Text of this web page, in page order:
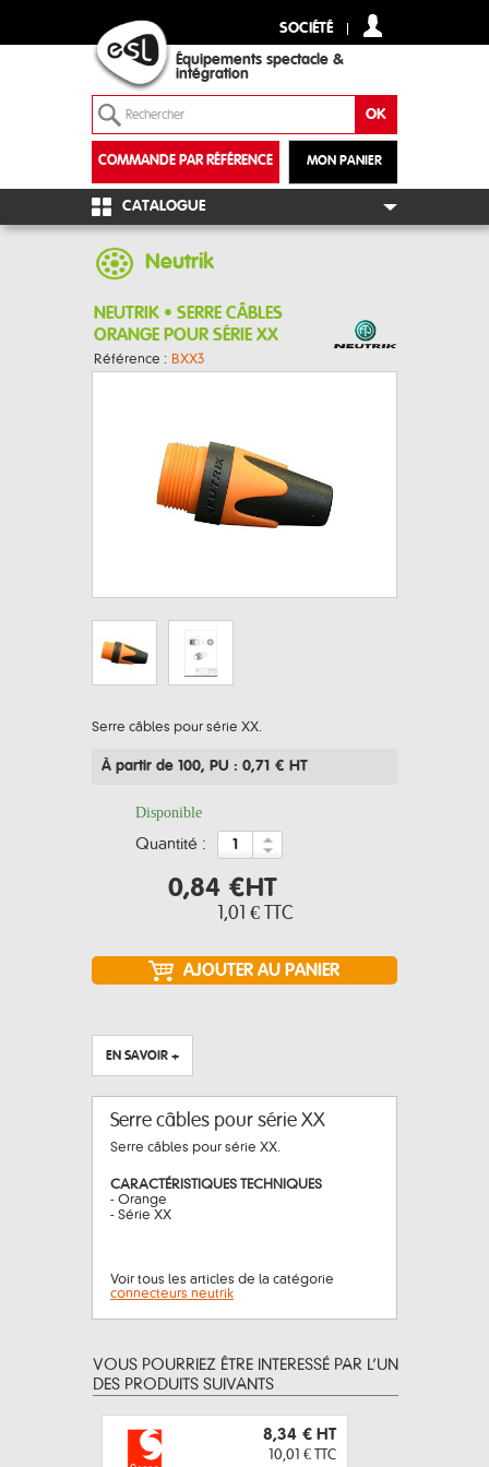
SOCIÉTÉ
Équipements spectacle &
intégration
MON PANIER
COMMANDE PAR RÉFÉRENCE
+
CATALOGUE
Neutrik
NEUTRIK • SERRE CÂBLES
ORANGE POUR SÉRIE XX
Référence : BXX3
Serre câbles pour série XX.
À partir de 100, PU : 0,71 € HT
Disponible
quantité :
0,84 €HT
1,01 € TTC
EN SAVOIR +
Serre câbles pour série XX
Serre câbles pour série XX.
CARACTÉRISTIQUES TECHNIQUES
- Orange
- Série XX
Voir tous les articles de la catégorie
connecteurs neutrik
VOUS POURRIEZ ÊTRE INTERESSÉ PAR L’UN
DES PRODUITS SUIVANTS
8,34 € HT
10,01 € TTC